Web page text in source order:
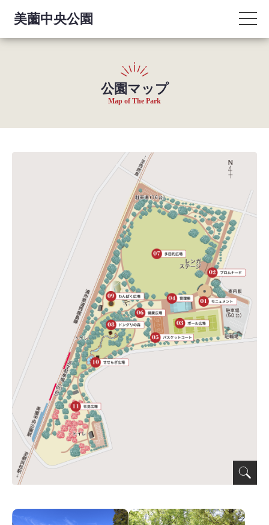
美薗中央公園
公園マップ
Map of The Park